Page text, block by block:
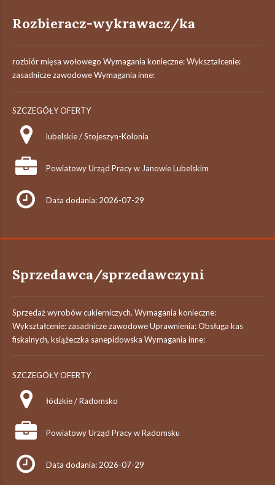
Rozbieracz-wykrawacz/ka
rozbiór mięsa wołowego Wymagania konieczne: Wykształcenie:
zasadnicze zawodowe Wymagania inne:
SZCZEGÓŁY OFERTY
lubelskie / Stojeszyn-Kolonia
Powiatowy Urząd Pracy w Janowie Lubelskim
Data dodania: 2026-07-29
Sprzedawca/sprzedawczyni
Sprzedaż wyrobów cukierniczych. Wymagania konieczne:
Wykształcenie: zasadnicze zawodowe Uprawnienia: Obsługa kas
fiskalnych, książeczka sanepidowska Wymagania inne:
SZCZEGÓŁY OFERTY
łódzkie / Radomsko
Powiatowy Urząd Pracy w Radomsku
Data dodania: 2026-07-29